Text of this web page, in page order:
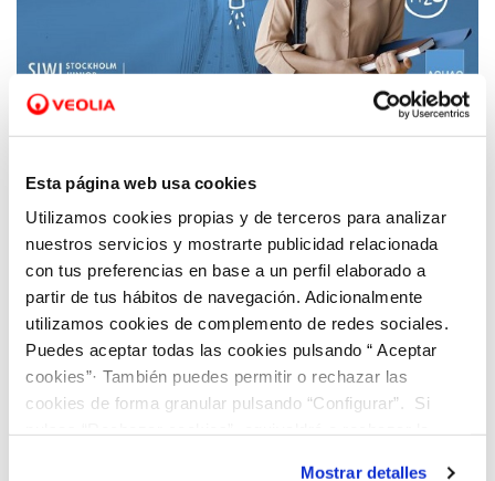
Esta página web usa cookies
Utilizamos cookies propias y de terceros para analizar
nuestros servicios y mostrarte publicidad relacionada
con tus preferencias en base a un perfil elaborado a
partir de tus hábitos de navegación. Adicionalmente
utilizamos cookies de complemento de redes sociales.
Puedes aceptar todas las cookies pulsando “ Aceptar
cookies”· También puedes permitir o rechazar las
cookies de forma granular pulsando “Configurar”. Si
Mostrar detalles
19 ENE 2023
proyectos de investigación escolar para
hacer frente a los grandes desafíos del agua